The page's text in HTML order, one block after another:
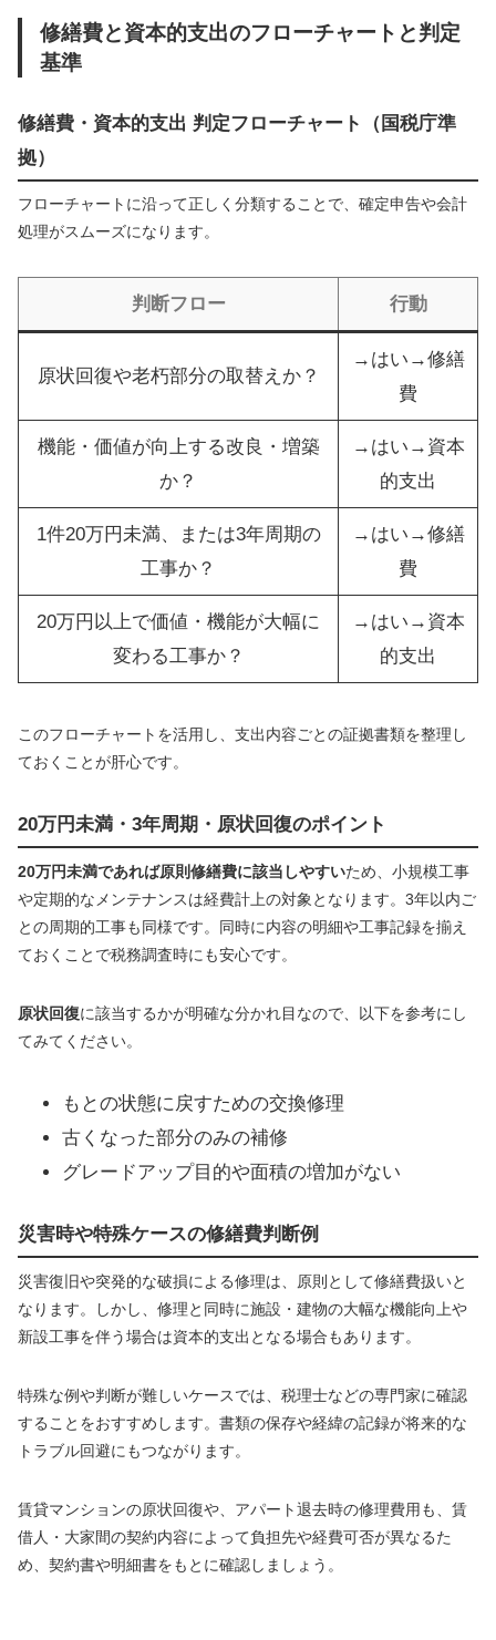
修繕費と資本的支出のフローチャートと判定
基準
修繕費・資本的支出 判定フローチャート（国税庁準
拠）
フローチャートに沿って正しく分類することで、確定申告や会計
処理がスムーズになります。
判断フロー 行動
原状回復や老朽部分の取替えか？
→はい→修繕
費
機能・価値が向上する改良・増築
か？
→はい→資本
的支出
1件20万円未満、または3年周期の
工事か？
→はい→修繕
費
20万円以上で価値・機能が大幅に
変わる工事か？
→はい→資本
的支出
このフローチャートを活用し、支出内容ごとの証拠書類を整理し
ておくことが肝心です。
20万円未満・3年周期・原状回復のポイント
20万円未満であれば原則修繕費に該当しやすいため、小規模工事
や定期的なメンテナンスは経費計上の対象となります。3年以内ご
との周期的工事も同様です。同時に内容の明細や工事記録を揃え
ておくことで税務調査時にも安心です。
原状回復に該当するかが明確な分かれ目なので、以下を参考にし
てみてください。
もとの状態に戻すための交換修理
古くなった部分のみの補修
グレードアップ目的や面積の増加がない
災害時や特殊ケースの修繕費判断例
災害復旧や突発的な破損による修理は、原則として修繕費扱いと
なります。しかし、修理と同時に施設・建物の大幅な機能向上や
新設工事を伴う場合は資本的支出となる場合もあります。
特殊な例や判断が難しいケースでは、税理士などの専門家に確認
することをおすすめします。書類の保存や経緯の記録が将来的な
トラブル回避にもつながります。
賃貸マンションの原状回復や、アパート退去時の修理費用も、賃
借人・大家間の契約内容によって負担先や経費可否が異なるた
め、契約書や明細書をもとに確認しましょう。